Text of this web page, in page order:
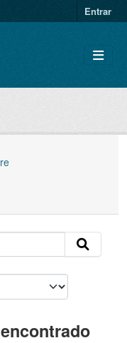
Entrar